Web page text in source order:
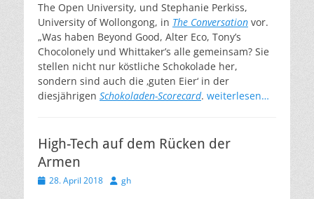
The Open University, und Stephanie Perkiss,
University of Wollongong, in The Conversation vor.
„Was haben Beyond Good, Alter Eco, Tony’s
Chocolonely und Whittaker’s alle gemeinsam? Sie
stellen nicht nur köstliche Schokolade her,
sondern sind auch die ‚guten Eier‘ in der
diesjährigen Schokoladen-Scorecard. weiterlesen…
High-Tech auf dem Rücken der
Armen
Veröffentlicht
28. April 2018 Autor
gh